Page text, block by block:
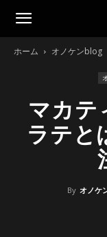
ホーム オノケンblog
マカテ
ラテと
By オノケ